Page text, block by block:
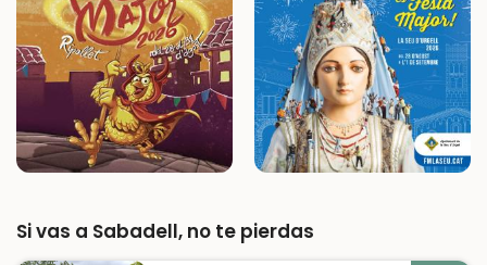
Si vas a Sabadell, no te pierdas